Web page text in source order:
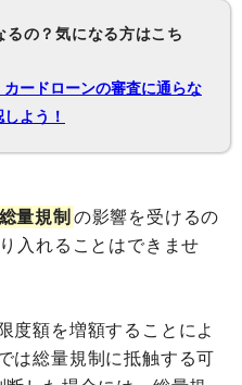
の？気になる方はこち
カードローンの審査に通らな
よう！
総量規制 の影響を受けるの
入れることはできませ
度額を増額することによ
は総量規制に抵触する可